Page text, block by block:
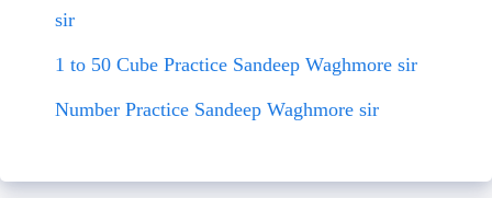
sir
1 to 50 Cube Practice Sandeep Waghmore sir
Number Practice Sandeep Waghmore sir